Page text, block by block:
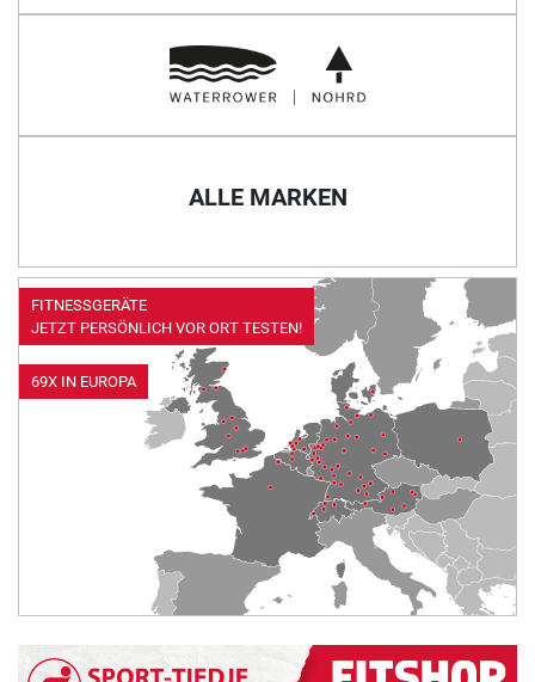
ALLE MARKEN
FITNESSGERÄTE
JETZT PERSÖNLICH VOR ORT TESTEN!
69X IN EUROPA